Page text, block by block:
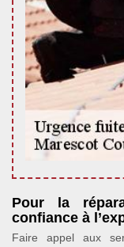
Pour la
confiance à
Faire appel aux